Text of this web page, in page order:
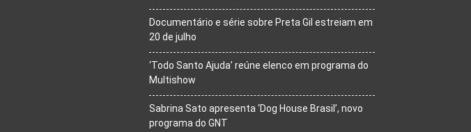
Documentário e série sobre Preta Gil estreiam em
20 de julho
‘Todo Santo Ajuda’ reúne elenco em programa do
Multishow
Sabrina Sato apresenta ‘Dog House Brasil’, novo
programa do GNT